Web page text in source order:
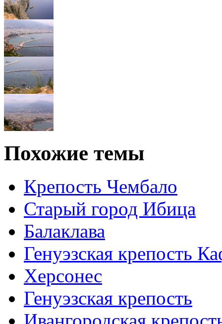
Похожие темы
Крепость Чембало
Старый город Ибица
Балаклава
Генуэзская крепость
Херсонес
Генуэзская крепость